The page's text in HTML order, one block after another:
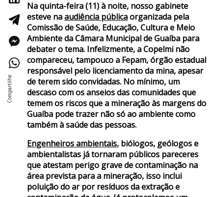
Na quinta-feira (11) à noite, nosso gabinete
esteve naaudiência públicaorganizada pela
Comissão de Saúde, Educação, Cultura e Meio
Ambiente da Câmara Municipal de Guaíba para
debater o tema. Infelizmente, a Copelmi não
compareceu, tampouco a Fepam, órgão estadual
responsável pelo licenciamento da mina, apesar
de terem sido convidadas. No mínimo, um
descaso com os anseios das comunidades que
temem os riscos que a mineração às margens do
Guaíba pode trazer não só ao ambiente como
também à saúde das pessoas.
Engenheiros ambientais, biólogos, geólogos e
ambientalistas já tornaram públicos pareceres
que atestam perigo grave de contaminação na
área prevista para a mineração, isso inclui
poluição do ar por resíduos da extração e